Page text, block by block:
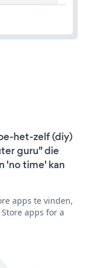
het-zelf (diy)
guru" die
'no time' kan
apps te vinden,
apps for a